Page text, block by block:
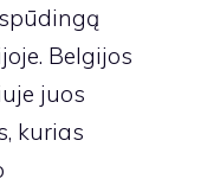
Belgijos
juos
kurias